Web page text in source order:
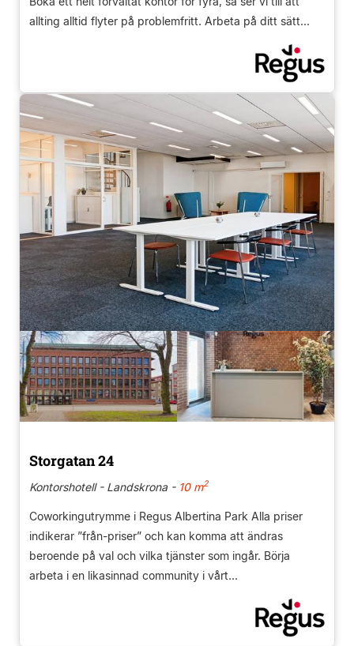
allting alltid flyter på problemfritt. Arbeta på ditt sätt...
Storgatan 24
Kontorshotell - Landskrona -10 m2
Coworkingutrymme i Regus Albertina Park Alla priser
indikerar ”från-priser” och kan komma att ändras
beroende på val och vilka tjänster som ingår. Börja
arbeta i en likasinnad community i vårt...